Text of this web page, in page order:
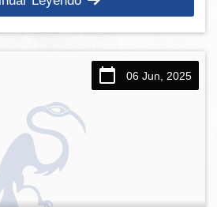
06 Jun, 2025